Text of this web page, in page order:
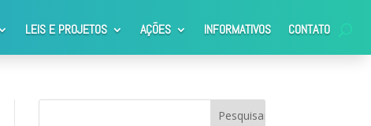
LEIS E PROJETOS AÇÕES INFORMATIVOS CONTATO